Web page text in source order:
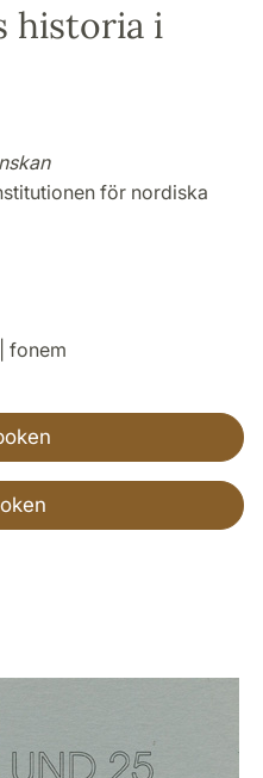
historia i
för nordiska
fonem